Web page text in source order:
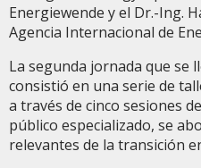
Energiewende y el Dr.-Ing.
Agencia Internacional de
La segunda jornada que se
consistió en una serie de
a través de cinco sesiones
público especializado, se
relevantes de la transición